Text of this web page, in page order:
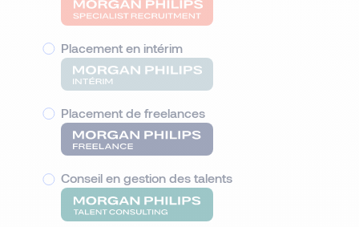
Placement en intérim
Placement de freelances
Conseil en gestion des talents